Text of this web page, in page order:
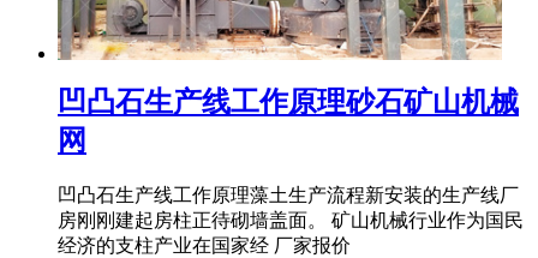
凹凸石生产线工作原理砂石矿山机械
网
凹凸石生产线工作原理藻土生产流程新安装的生产线厂
房刚刚建起房柱正待砌墙盖面。 矿山机械行业作为国民
经济的支柱产业在国家经 厂家报价